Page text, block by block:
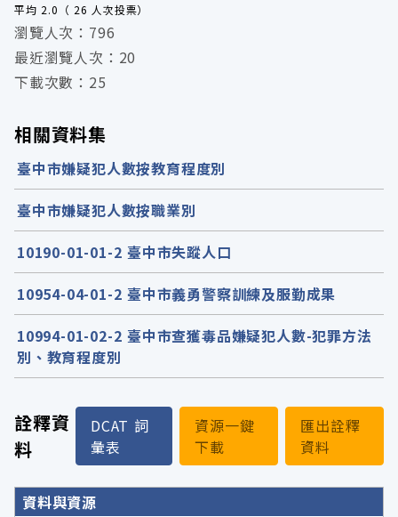
詮釋資
料
DCAT 詞
彙表
資源一鍵
下載
匯出詮釋
資料
詮釋資料詳細內容
資料與資源
平均 2.0（ 26 人次投票）
瀏覽人次：796
最近瀏覽人次：20
下載次數：25
相關資料集
臺中市嫌疑犯人數按教育程度別
臺中市嫌疑犯人數按職業別
10190-01-01-2 臺中市失蹤人口
10954-04-01-2 臺中市義勇警察訓練及服勤成果
10994-01-02-2 臺中市查獲毒品嫌疑犯人數-犯罪方法
別、教育程度別